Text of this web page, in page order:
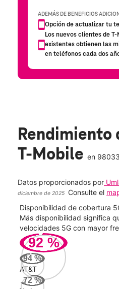
Rendimiento
T-Mobile en 98033
Datos proporcionados por
diciembre de 2025
Consulte el
Disponibilidad de cobertura
Más disponibilidad significa
velocidades 5G con mayor
92 %
94 %
AT&T
72%